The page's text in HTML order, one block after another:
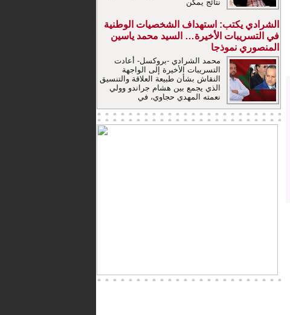
نتائج يمكن
الشرادي يكتب: استهداف الشخصيات الوطنية
في التسريبات الأخيرة… السيد محمد ياسين
المنصوري نموذجا
محمد الشرادي -بروكسل- أعادت
التسريبات الأخيرة إلى الواجهة
النقاش بشأن طبيعة العلاقة والتنسيق
الذي يجمع بين هشام جراندو وولي
نعمته المهدي حجاوي، في